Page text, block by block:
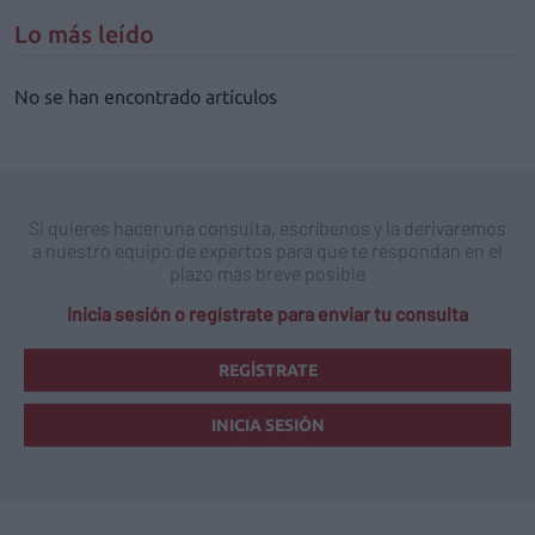
Lo más leído
No se han encontrado artículos
Si quieres hacer una consulta, escríbenos y la derivaremos
a nuestro equipo de expertos para que te respondan en el
plazo más breve posible
Inicia sesión o regístrate para enviar tu consulta
REGÍSTRATE
INICIA SESIÓN